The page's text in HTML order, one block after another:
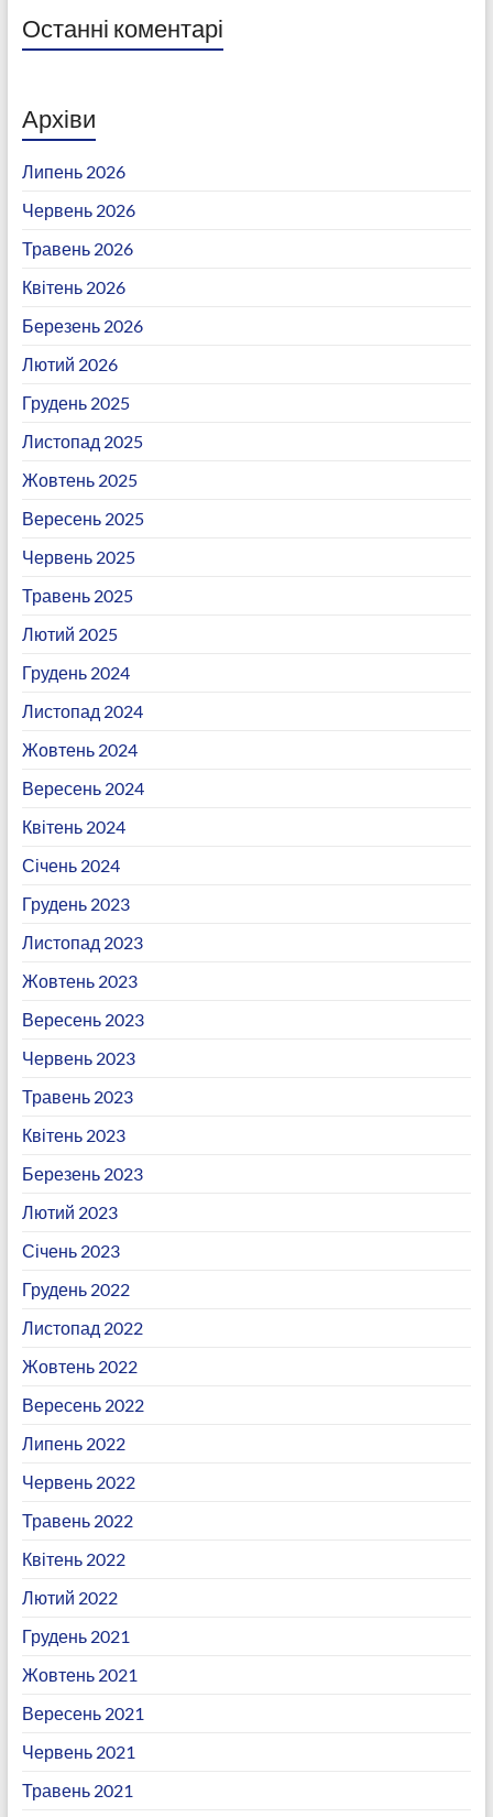
Останні коментарі
Архіви
Липень 2026
Червень 2026
Травень 2026
Квітень 2026
Березень 2026
Лютий 2026
Грудень 2025
Листопад 2025
Жовтень 2025
Вересень 2025
Червень 2025
Травень 2025
Лютий 2025
Грудень 2024
Листопад 2024
Жовтень 2024
Вересень 2024
Квітень 2024
Січень 2024
Грудень 2023
Листопад 2023
Жовтень 2023
Вересень 2023
Червень 2023
Травень 2023
Квітень 2023
Березень 2023
Лютий 2023
Січень 2023
Грудень 2022
Листопад 2022
Жовтень 2022
Вересень 2022
Липень 2022
Червень 2022
Травень 2022
Квітень 2022
Лютий 2022
Грудень 2021
Жовтень 2021
Вересень 2021
Червень 2021
Травень 2021